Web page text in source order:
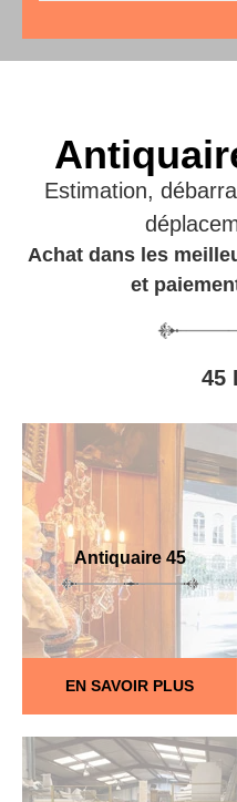
Estimation,
Achat dans les
et
45
Antiquaire 45
EN SAVOIR PLUS